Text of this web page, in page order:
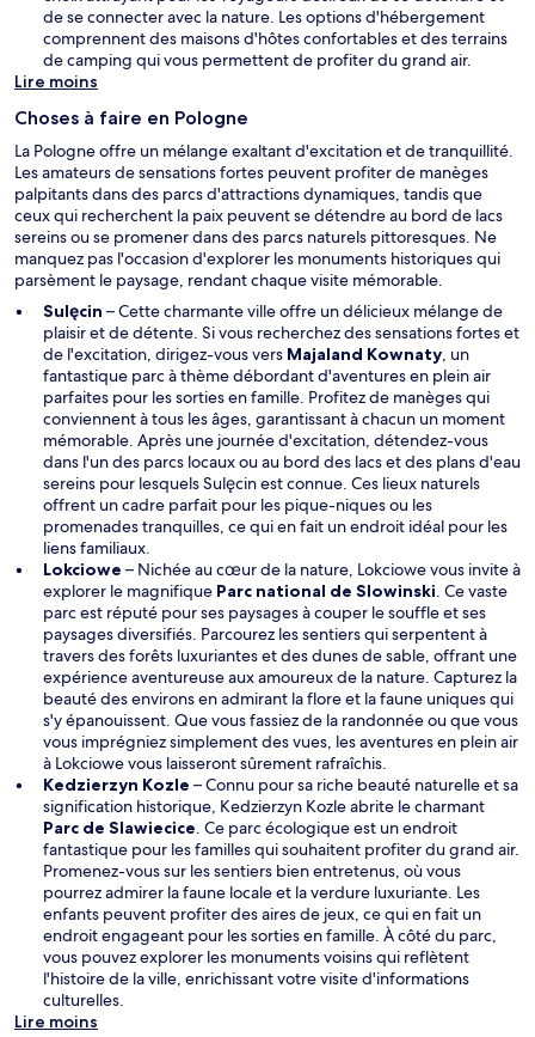
n
ê
t
r
de se connecter avec la nature. Les options d'hébergement
comprennent des maisons d'hôtes confortables et des terrains
de camping qui vous permettent de profiter du grand air.
Lire moins
Choses à faire en Pologne
La Pologne offre un mélange exaltant d'excitation et de tranquillité.
Les amateurs de sensations fortes peuvent profiter de manèges
palpitants dans des parcs d'attractions dynamiques, tandis que
ceux qui recherchent la paix peuvent se détendre au bord de lacs
sereins ou se promener dans des parcs naturels pittoresques. Ne
manquez pas l'occasion d'explorer les monuments historiques qui
parsèment le paysage, rendant chaque visite mémorable.
Sulęcin – Cette charmante ville offre un délicieux mélange de
plaisir et de détente. Si vous recherchez des sensations fortes et
de l'excitation, dirigez-vous vers Majaland Kownaty, un
fantastique parc à thème débordant d'aventures en plein air
parfaites pour les sorties en famille. Profitez de manèges qui
conviennent à tous les âges, garantissant à chacun un moment
mémorable. Après une journée d'excitation, détendez-vous
dans l'un des parcs locaux ou au bord des lacs et des plans d'eau
sereins pour lesquels Sulęcin est connue. Ces lieux naturels
offrent un cadre parfait pour les pique-niques ou les
promenades tranquilles, ce qui en fait un endroit idéal pour les
liens familiaux.
Lokciowe – Nichée au cœur de la nature, Lokciowe vous invite à
explorer le magnifique Parc national de Slowinski. Ce vaste
parc est réputé pour ses paysages à couper le souffle et ses
paysages diversifiés. Parcourez les sentiers qui serpentent à
travers des forêts luxuriantes et des dunes de sable, offrant une
expérience aventureuse aux amoureux de la nature. Capturez la
beauté des environs en admirant la flore et la faune uniques qui
s'y épanouissent. Que vous fassiez de la randonnée ou que vous
vous imprégniez simplement des vues, les aventures en plein air
à Lokciowe vous laisseront sûrement rafraîchis.
Kedzierzyn Kozle – Connu pour sa riche beauté naturelle et sa
signification historique, Kedzierzyn Kozle abrite le charmant
Parc de Slawiecice. Ce parc écologique est un endroit
fantastique pour les familles qui souhaitent profiter du grand air.
Promenez-vous sur les sentiers bien entretenus, où vous
pourrez admirer la faune locale et la verdure luxuriante. Les
enfants peuvent profiter des aires de jeux, ce qui en fait un
endroit engageant pour les sorties en famille. À côté du parc,
vous pouvez explorer les monuments voisins qui reflètent
l'histoire de la ville, enrichissant votre visite d'informations
culturelles.
Lire moins